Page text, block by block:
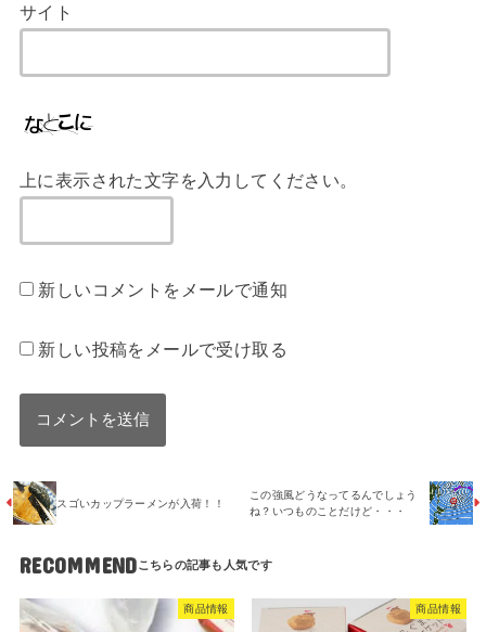
サイト
上に表示された文字を入力してください。
新しいコメントをメールで通知
新しい投稿をメールで受け取る
スゴいカップラーメンが入荷！！
この強風どうなってるんでしょう
ね？いつものことだけど・・・
RECOMMEND
商品情報 商品情報